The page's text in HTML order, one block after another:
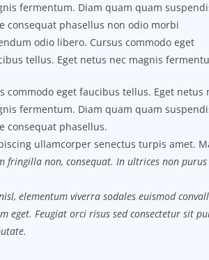
fermentum. Diam quam quam
consequat phasellus non odio morbi
odio libero. Cursus commodo eget
tellus. Eget netus nec magnis
commodo eget faucibus tellus. Eget netus
fermentum. Diam quam quam
consequat phasellus.
ullamcorper senectus turpis amet.
fringilla non, consequat. In ultrices non
elementum viverra sodales euismod
eget. Feugiat orci risus sed consectetur sit